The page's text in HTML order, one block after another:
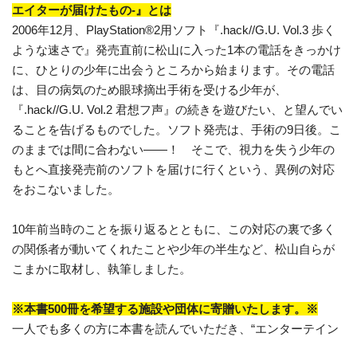
エイターが届けたもの-』とは
2006年12月、PlayStation®2用ソフト『.hack//G.U. Vol.3 歩く
ような速さで』発売直前に松山に入った1本の電話をきっかけ
に、ひとりの少年に出会うところから始まります。その電話
は、目の病気のため眼球摘出手術を受ける少年が、
『.hack//G.U. Vol.2 君想フ声』の続きを遊びたい、と望んでい
ることを告げるものでした。ソフト発売は、手術の9日後。こ
のままでは間に合わない――！ そこで、視力を失う少年の
もとへ直接発売前のソフトを届けに行くという、異例の対応
をおこないました。
10年前当時のことを振り返るとともに、この対応の裏で多く
の関係者が動いてくれたことや少年の半生など、松山自らが
こまかに取材し、執筆しました。
※本書500冊を希望する施設や団体に寄贈いたします。※
一人でも多くの方に本書を読んでいただき、“エンターテイン